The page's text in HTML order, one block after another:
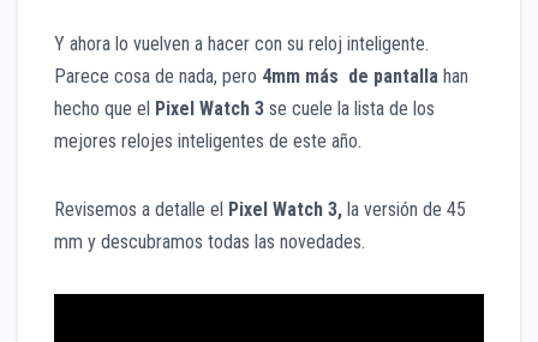
Y ahora lo vuelven a hacer con su reloj inteligente.
Parece cosa de nada, pero 4mm más de pantalla han
hecho que el Pixel Watch 3 se cuele la lista de los
mejores relojes inteligentes de este año.
Revisemos a detalle el Pixel Watch 3, la versión de 45
mm y descubramos todas las novedades.